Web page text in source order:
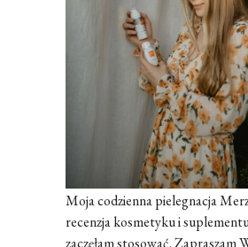
Moja codzienna pielegnacja
recenzja kosmetyku i
zaczęłam stosować. Zapraszam